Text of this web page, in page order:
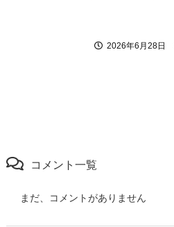
2026年6月28日
コメント一覧
まだ、コメントがありません